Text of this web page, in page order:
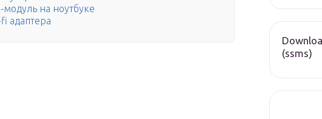
модуль на ноутбуке
адаптера
(ssms)